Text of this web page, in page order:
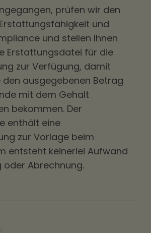
prüfen wir den
und
und stellen Ihnen
Erstattungsdatei für die
zur Verfügung, damit
ausgegebenen Betrag
mit dem Gehalt
bekommen. Der
enthält eine
zur Vorlage beim
entsteht keinerlei Aufwand
oder Abrechnung.